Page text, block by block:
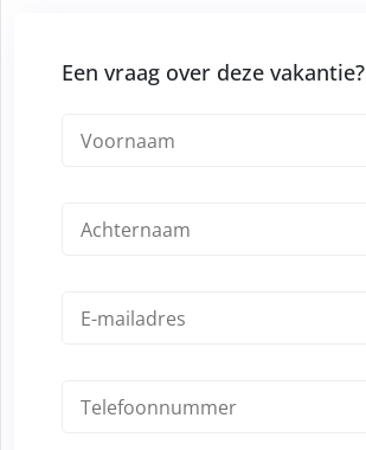
Een vraag over deze vakantie?